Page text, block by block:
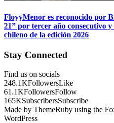
FloyyMenor es reconocido por
21” por tercer año consecutivo
chileno de la edición 2026
Stay Connected
Find us on socials
248.1KFollowersLike
61.1KFollowersFollow
165KSubscribersSubscribe
Made by ThemeRuby using the
WordPress